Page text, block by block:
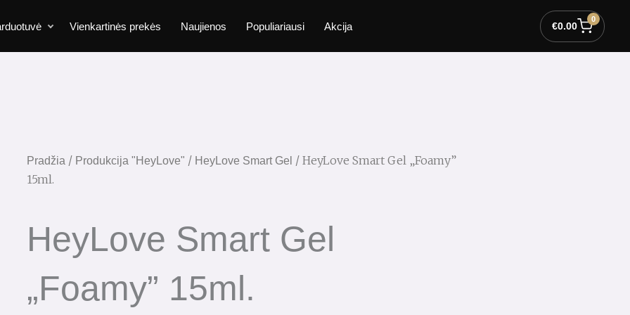
Vienkartinės prekės Naujienos Populiariausi Akcija €0.00
0
Pradžia / Produkcija "HeyLove" / HeyLove Smart Gel / HeyLove Smart Gel „Foamy”
15ml.
HeyLove Smart Gel
„Foamy” 15ml.